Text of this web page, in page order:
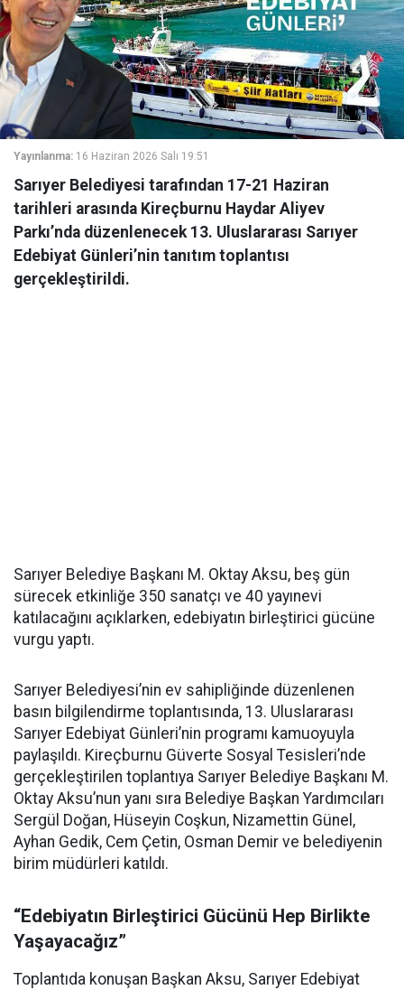
Yayınlanma: 16 Haziran 2026 Salı 19:51
Sarıyer Belediyesi tarafından 17-21 Haziran
tarihleri arasında Kireçburnu Haydar Aliyev
Parkı’nda düzenlenecek 13. Uluslararası Sarıyer
Edebiyat Günleri’nin tanıtım toplantısı
gerçekleştirildi.
Sarıyer Belediye Başkanı M. Oktay Aksu, beş gün
sürecek etkinliğe 350 sanatçı ve 40 yayınevi
katılacağını açıklarken, edebiyatın birleştirici gücüne
vurgu yaptı.
Sarıyer Belediyesi’nin ev sahipliğinde düzenlenen
basın bilgilendirme toplantısında, 13. Uluslararası
Sarıyer Edebiyat Günleri’nin programı kamuoyuyla
paylaşıldı. Kireçburnu Güverte Sosyal Tesisleri’nde
gerçekleştirilen toplantıya Sarıyer Belediye Başkanı M.
Oktay Aksu’nun yanı sıra Belediye Başkan Yardımcıları
Sergül Doğan, Hüseyin Coşkun, Nizamettin Günel,
Ayhan Gedik, Cem Çetin, Osman Demir ve belediyenin
birim müdürleri katıldı.
“Edebiyatın Birleştirici Gücünü Hep Birlikte
Yaşayacağız”
Toplantıda konuşan Başkan Aksu, Sarıyer Edebiyat